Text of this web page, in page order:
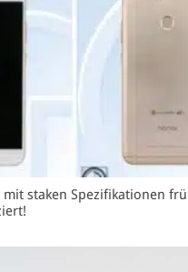
staken Spezifikationen